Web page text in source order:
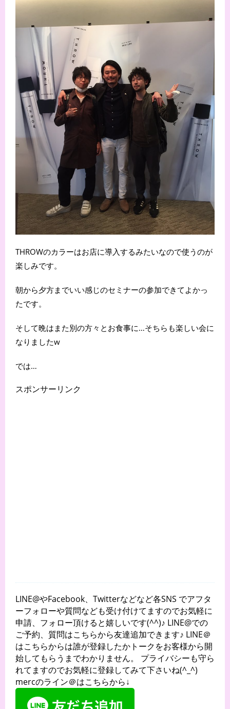
THROWのカラーはお店に導入するみたいなので使うのが
楽しみです。
朝から夕方までいい感じのセミナーの参加できてよかっ
たです。
そして晩はまた別の方々とお食事に…そちらも楽しい会に
なりましたw
では…
スポンサーリンク
LINE@やFacebook、Twitterなどなど各SNS でアフタ
ーフォローや質問なども受け付けてますのでお気軽に
申請、フォロー頂けると嬉しいです(^^)♪ LINE@での
ご予約、質問はこちらから友達追加できます♪ LINE＠
はこちらからは誰が登録したかトークをお客様から開
始してもらうまでわかりません。 プライバシーも守ら
れてますのでお気軽に登録してみて下さいね(^_^)
mercのライン＠はこちらから↓